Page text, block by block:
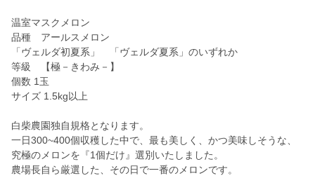
温室マスクメロン
品種 アールスメロン
「ヴェルダ初夏系」 「ヴェルダ夏系」のいずれか
等級 【極－きわみ－】
個数 1玉
サイズ 1.5kg以上
白柴農園独自規格となります。
一日300~400個収穫した中で、最も美しく、かつ美味しそうな、
究極のメロンを『1個だけ』選別いたしました。
農場長自ら厳選した、その日で一番のメロンです。